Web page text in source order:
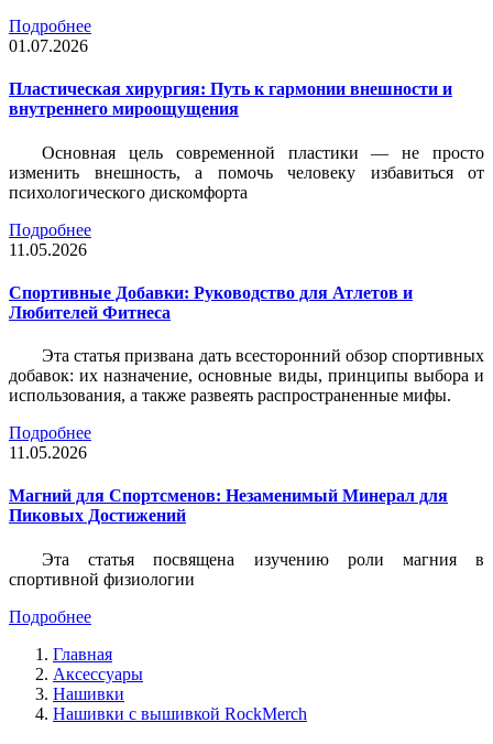
Подробнее
01.07.2026
Пластическая хирургия: Путь к гармонии внешности и
внутреннего мироощущения
Основная цель современной пластики — не просто
изменить внешность, а помочь человеку избавиться от
психологического дискомфорта
Подробнее
11.05.2026
Спортивные Добавки: Руководство для Атлетов и
Любителей Фитнеса
Эта статья призвана дать всесторонний обзор спортивных
добавок: их назначение, основные виды, принципы выбора и
использования, а также развеять распространенные мифы.
Подробнее
11.05.2026
Магний для Спортсменов: Незаменимый Минерал для
Пиковых Достижений
Эта статья посвящена изучению роли магния в
спортивной физиологии
Подробнее
Главная
Аксессуары
Нашивки
Нашивки с вышивкой RockMerch